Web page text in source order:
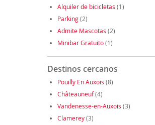
Alquiler de bicicletas (1)
Parking(2)
Admite Mascotas (2)
Minibar Gratuito(1)
Destinos cercanos
Pouilly En Auxois (8)
Châteauneuf(4)
Vandenesse-en-Auxois (3)
Clamerey(3)